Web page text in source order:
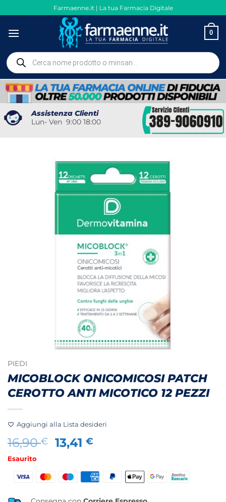
ai
contenuti
Farmaenne.it | La tua Farmacia Digitale
0
Ricerca
prodotti
Assistenza Clienti
Lun- Ven 9:00 18:00
PIEDI
MICOBLOCK ONICOMICOSI PATCH
CEROTTO ANTI MICOTICO 12 PEZZI
Aggiungi alla Lista desideri
16,90€
Il
era:
13,41€
attuale
è:
Esaurito